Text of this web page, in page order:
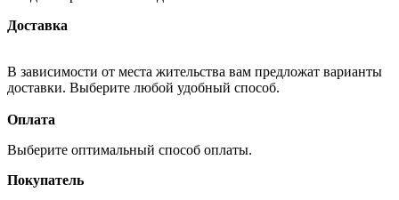
Доставка
В зависимости от места жительства вам предложат варианты
доставки. Выберите любой удобный способ.
Оплата
Выберите оптимальный способ оплаты.
Покупатель